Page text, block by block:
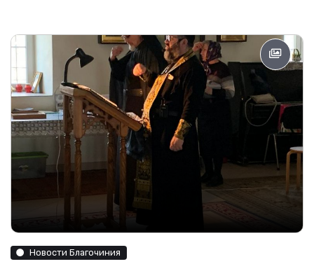
Новости Благочиния